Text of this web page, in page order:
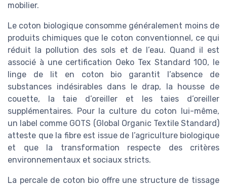
mobilier.
Le coton biologique consomme généralement moins de
produits chimiques que le coton conventionnel, ce qui
réduit la pollution des sols et de l’eau. Quand il est
associé à une certification Oeko Tex Standard 100, le
linge de lit en coton bio garantit l’absence de
substances indésirables dans le drap, la housse de
couette, la taie d’oreiller et les taies d’oreiller
supplémentaires. Pour la culture du coton lui-même,
un label comme GOTS (Global Organic Textile Standard)
atteste que la fibre est issue de l’agriculture biologique
et que la transformation respecte des critères
environnementaux et sociaux stricts.
La percale de coton bio offre une structure de tissage